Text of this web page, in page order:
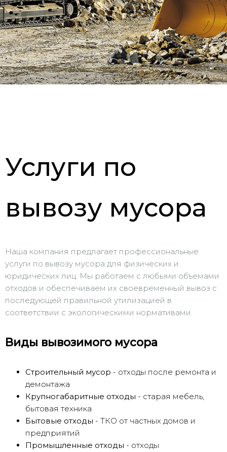
Услуги по
вывозу мусора
Наша компания предлагает профессиональные
услуги по вывозу мусора для физических и
юридических лиц. Мы работаем с любыми объемами
отходов и обеспечиваем их своевременный вывоз с
последующей правильной утилизацией в
соответствии с экологическими нормативами.
Виды вывозимого мусора
Строительный мусор - отходы после ремонта и
демонтажа
Крупногабаритные отходы - старая мебель,
бытовая техника
Бытовые отходы - ТКО от частных домов и
предприятий
Промышленные отходы - отходы